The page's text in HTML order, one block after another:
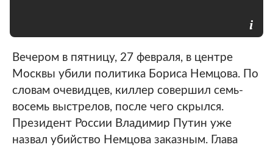
Вечером в пятницу, 27 февраля, в центре
Москвы убили политика Бориса Немцова. По
словам очевидцев, киллер совершил семь-
восемь выстрелов, после чего скрылся.
Президент России Владимир Путин уже
назвал убийство Немцова заказным. Глава